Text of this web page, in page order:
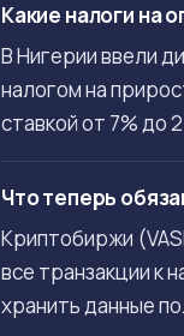
Какие налоги на
В Нигерии ввели
налогом на
ставкой от 7% до
Что теперь
Криптобиржи
все транзакции к
хранить данные